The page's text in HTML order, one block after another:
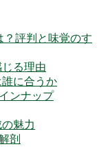
？評判と味覚のす
る理由
に合うか
ンナップ
魅力
剖